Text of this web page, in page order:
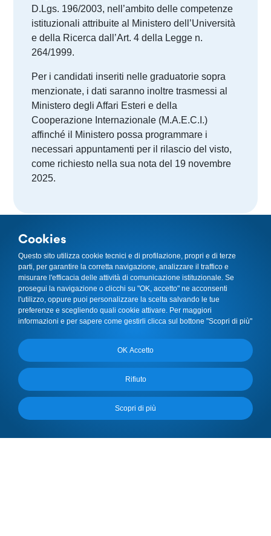
D.Lgs. 196/2003, nell’ambito delle competenze
istituzionali attribuite al Ministero dell’Università
e della Ricerca dall’Art. 4 della Legge n.
264/1999.
Per i candidati inseriti nelle graduatorie sopra
menzionate, i dati saranno inoltre trasmessi al
Ministero degli Affari Esteri e della
Cooperazione Internazionale (M.A.E.C.I.)
affinché il Ministero possa programmare i
necessari appuntamenti per il rilascio del visto,
come richiesto nella sua nota del 19 novembre
2025.
Privacy Policy
Cookies
Questo sito utilizza cookie tecnici e di profilazione, propri e di terze
parti, per garantire la corretta navigazione, analizzare il traffico e
misurare l'efficacia delle attività di comunicazione istituzionale. Se
prosegui la navigazione o clicchi su "OK, accetto" ne acconsenti
l'utilizzo, oppure puoi personalizzare la scelta salvando le tue
preferenze e scegliendo quali cookie attivare. Per maggiori
informazioni e per sapere come gestirli clicca sul bottone "Scopri di più"
OK Accetto
Rifiuto
Scopri di più